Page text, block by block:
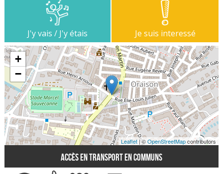
J'y vais / J'y étais Je suis interessé
+
−
Leaflet| ©OpenStreetMapcontributors
Accès en transport en communs